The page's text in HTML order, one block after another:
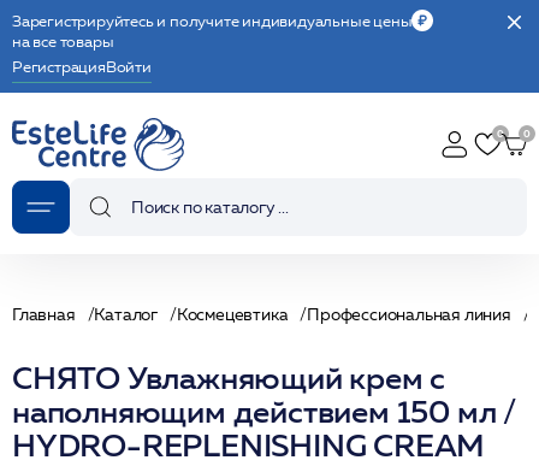
Зарегистрируйтесь и получите индивидуальные цены
на все товары
РегистрацияВойти
Главная Каталог Космецевтика Профессиональная линия
СНЯТО Увлажняющий крем с
наполняющим действием 150 мл /
HYDRO-REPLENISHING CREAM